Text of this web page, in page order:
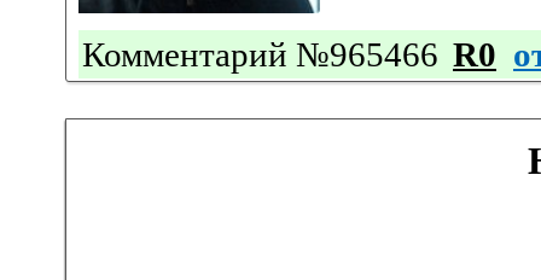
Комментарий №965466 R0